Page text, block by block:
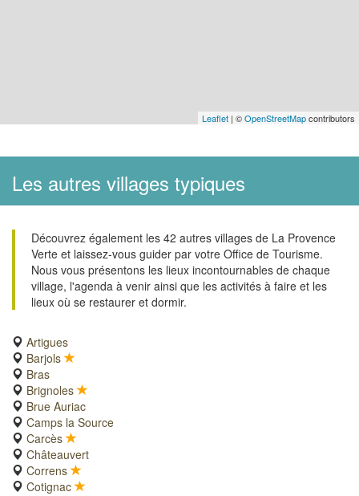
Leaflet | ©OpenStreetMapcontributors
Les autres villages typiques
Découvrez également les 42 autres villages de La Provence
Verte et laissez-vous guider par votre Office de Tourisme.
Nous vous présentons les lieux incontournables de chaque
village, l'agenda à venir ainsi que les activités à faire et les
lieux où se restaurer et dormir.
Artigues
Barjols
Bras
Brignoles
Brue Auriac
Camps la Source
Carcès
Châteauvert
Correns
Cotignac